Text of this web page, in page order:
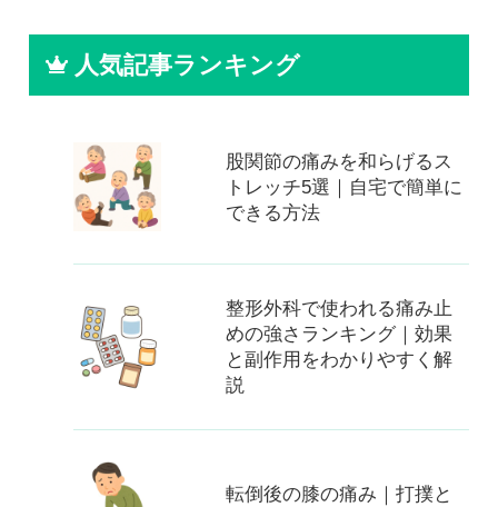
人気記事ランキング
股関節の痛みを和らげるス
トレッチ5選｜自宅で簡単に
できる方法
整形外科で使われる痛み止
めの強さランキング｜効果
と副作用をわかりやすく解
説
転倒後の膝の痛み｜打撲と